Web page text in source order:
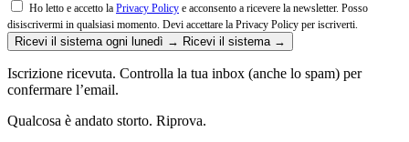
Ho letto e accetto la Privacy Policy e acconsento a ricevere la newsletter. Posso
disiscrivermi in qualsiasi momento. Devi accettare la Privacy Policy per iscriverti.
Ricevi il sistema ogni lunedì → Ricevi il sistema →
Iscrizione ricevuta. Controlla la tua inbox (anche lo spam) per
confermare l’email.
Qualcosa è andato storto. Riprova.